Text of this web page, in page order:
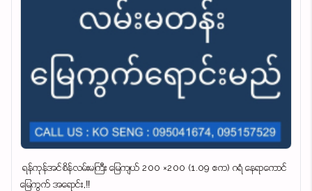
‌ ရန်ကုန်အင်စိန်လမ်းမကြီး မြေကျယ် 200 ×200 (1.09 ဧက) ဂရံ နေရာကောင်
မြေကွက် အရောင်း,‼️